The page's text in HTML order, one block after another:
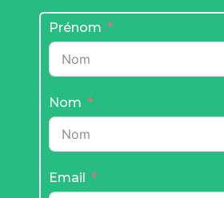
Prénom
Nom
Email